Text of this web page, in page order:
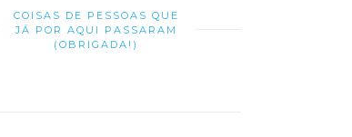
COISAS DE PESSOAS QUE
JÁ POR AQUI PASSARAM
(OBRIGADA!)